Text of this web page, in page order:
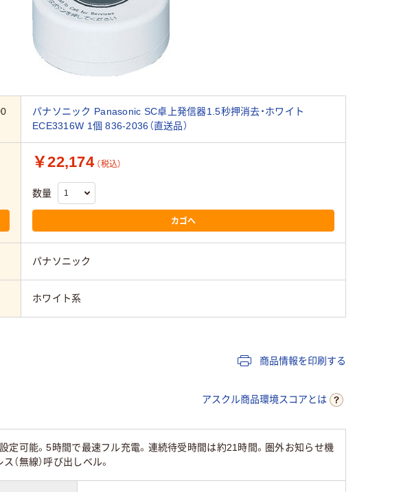
パナソニック Panasonic SC卓上発信器1.5秒押消去・ホワイト
ECE3316W 1個 836-2036（直送品）
￥22,174 （税込）
数量
カゴへ
パナソニック
ホワイト系
商品情報を印刷する
アスクル商品環境スコアとは
定可能。5時間で最速フル充電。連続待受時間は約21時間。圏外お知らせ機
（無線）呼び出しベル。